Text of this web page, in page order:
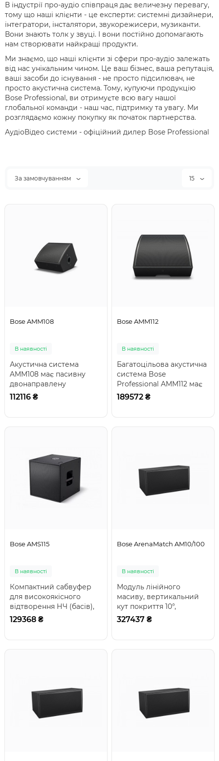
В індустрії про-аудіо співпраця дає величезну перевагу,
тому що наші клієнти - це експерти: системні дизайнери,
інтегратори, інсталятори, звукорежисери, музиканти.
Вони знають толк у звуці. І вони постійно допомагають
нам створювати найкращі продукти.
Ми знаємо, що наші клієнти зі сфери про-аудіо залежать
від нас унікальним чином. Це ваш бізнес, ваша репутація,
ваші засоби до існування - не просто підсилювач, не
просто акустична система. Тому, купуючи продукцію
Bose Professional, ви отримуєте всю вагу нашої
глобальної команди - наш час, підтримку та увагу. Ми
розглядаємо кожну покупку як початок партнерства.
АудіоВідео системи - офіційний дилер Bose Professional
За замовчуванням 15
Bose AMM108
В наявності
Акустична система
AMM108 має пасивну
двонаправлену
коаксіальну конструкцію
112116 ₴
Bose AMM112
В наявності
Багатоцільова акустична
система Bose
Professional AMM112 має
пасивну коаксіальну
189572 ₴
Bose AMS115
В наявності
Компактний сабвуфер
для високоякісного
відтворення НЧ (басів),
динамік: 1x15»,
129368 ₴
Bose ArenaMatch AM10/100
В наявності
Модуль лінійного
масиву, вертикальний
кут покриття 10°,
горизонтальний
327437 ₴